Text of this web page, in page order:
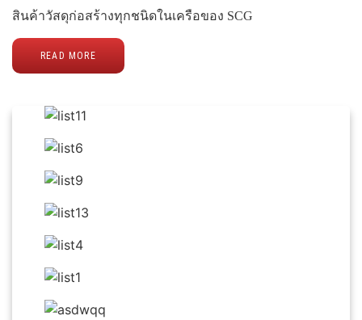
สินค้าวัสดุก่อสร้างทุกชนิดในเครือของ SCG
READ MORE